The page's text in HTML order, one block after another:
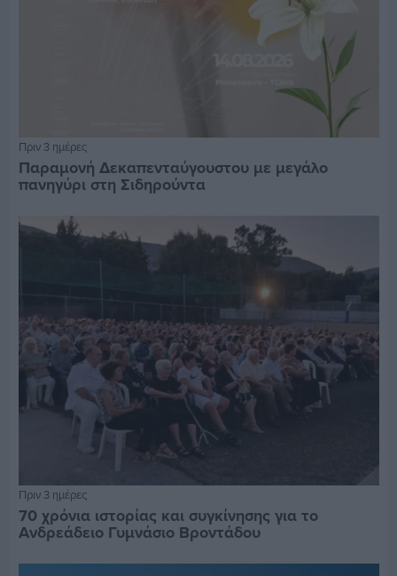
Πριν 3 ημέρες
Παραμονή Δεκαπενταύγουστου με μεγάλο
πανηγύρι στη Σιδηρούντα
Πριν 3 ημέρες
70 χρόνια ιστορίας και συγκίνησης για το
Ανδρεάδειο Γυμνάσιο Βροντάδου